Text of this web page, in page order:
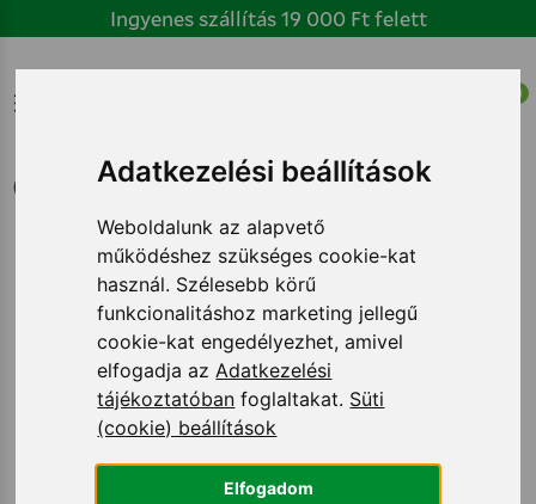
Adatkezelési beállítások
Weboldalunk az alapvető
működéshez szükséges cookie-kat
használ. Szélesebb körű
funkcionalitáshoz marketing jellegű
cookie-kat engedélyezhet, amivel
elfogadja az Adatkezelési
tájékoztatóban foglaltakat. Süti
(cookie) beállítások
Elfogadom
a
tartalomhoz
Ingyenes szállítás 19 000 Ft felett
0
Cimke: nevetés